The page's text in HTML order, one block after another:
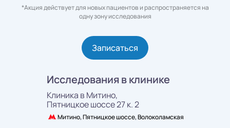
*Акция действует для новых пациентов и распространяется на
одну зону исследования
Записаться
Исследования в клинике
Клиника в Митино,
Пятницкое шоссе 27 к. 2
Митино, Пятницкое шоссе, Волоколамская